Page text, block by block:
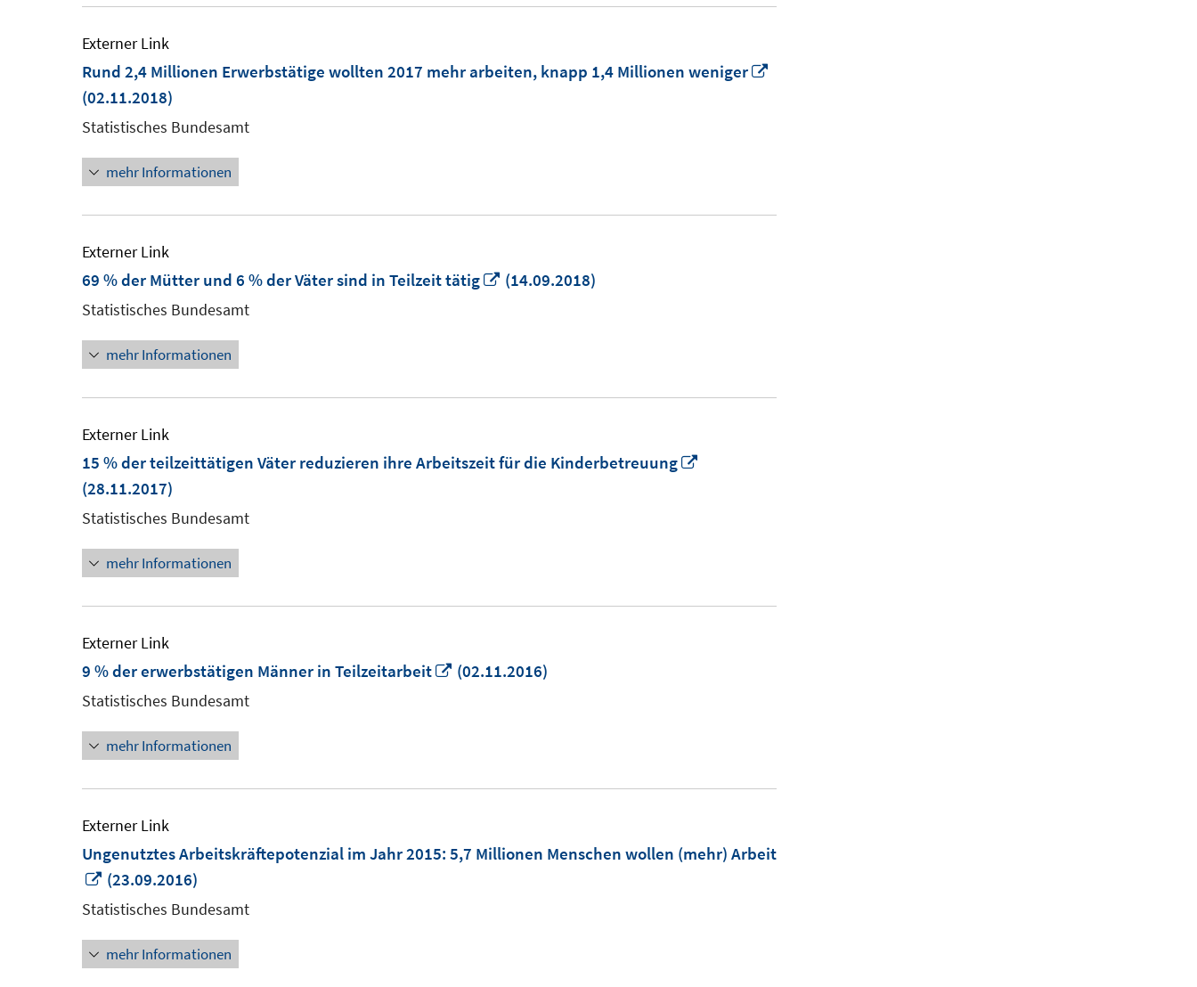
Externer Link
Rund 2,4 Millionen Erwerbstätige wollten 2017 mehr arbeiten, knapp 1,4 Millionen weniger
(02.11.2018)
Statistisches Bundesamt
mehr Informationen
Externer Link
69 % der Mütter und 6 % der Väter sind in Teilzeit tätig
In
(14.09.2018)
Statistisches Bundesamt
mehr Informationen
Externer Link
15 % der teilzeittätigen Väter reduzieren ihre Arbeitszeit für die Kinderbetreuung
(28.11.2017)
Statistisches Bundesamt
mehr Informationen
Externer Link
9 % der erwerbstätigen Männer in Teilzeitarbeit
In
(02.11.2016)
Statistisches Bundesamt
mehr Informationen
Externer Link
Ungenutztes Arbeitskräftepotenzial im Jahr 2015: 5,7 Millionen Menschen wollen (mehr) Arbeit
In
neuem
öffnen
(23.09.2016)
Statistisches Bundesamt
mehr Informationen